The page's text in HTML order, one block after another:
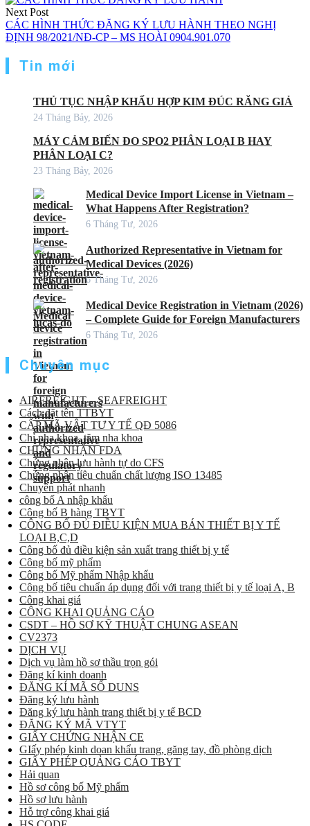
Next Post
CÁC HÌNH THỨC ĐĂNG KÝ LƯU HÀNH THEO NGHỊ
ĐỊNH 98/2021/NĐ-CP – MS HOÀI 0904.901.070
Tin mới
THỦ TỤC NHẬP KHẨU HỢP KIM ĐÚC RĂNG GIẢ
24 Tháng Bảy, 2026
MÁY CẢM BIẾN ĐO SPO2 PHÂN LOẠI B HAY
PHÂN LOẠI C?
23 Tháng Bảy, 2026
Medical Device Import License in Vietnam –
What Happens After Registration?
6 Tháng Tư, 2026
Authorized Representative in Vietnam for
Medical Devices (2026)
6 Tháng Tư, 2026
Medical Device Registration in Vietnam (2026)
– Complete Guide for Foreign Manufacturers
6 Tháng Tư, 2026
Chuyên mục
AIRFREIGHT – SEAFREIGHT
Cách đặt tên TTBYT
CẤP MÃ VẬT TƯ Y TẾ QĐ 5086
Chỉ nha khoa, tăm nha khoa
CHỨNG NHẬN FDA
Chứng nhận lưu hành tự do CFS
Chứng nhận tiêu chuẩn chất lượng ISO 13485
Chuyển phát nhanh
công bố A nhập khẩu
Công bố B hàng TBYT
CÔNG BỐ ĐỦ ĐIỀU KIỆN MUA BÁN THIẾT BỊ Y TẾ
LOẠI B,C,D
Công bố đủ điều kiện sản xuất trang thiết bị y tế
Công bố mỹ phẩm
Công bố Mỹ phẩm Nhập khẩu
Công bố tiêu chuẩn áp dụng đối với trang thiết bị y tế loại A, B
Công khai giá
CÔNG KHAI QUẢNG CÁO
CSDT – HỒ SƠ KỸ THUẬT CHUNG ASEAN
CV2373
DỊCH VỤ
Dịch vụ làm hồ sơ thầu trọn gói
Đăng kí kinh doanh
ĐĂNG KÍ MÃ SỐ DUNS
Đăng ký lưu hành
Đăng ký lưu hành trang thiết bị y tế BCD
ĐĂNG KÝ MÃ VTYT
GIẤY CHỨNG NHẬN CE
GIấy phép kinh doan khẩu trang, găng tay, đồ phòng dịch
GIẤY PHÉP QUẢNG CÁO TBYT
Hải quan
Hồ sơ công bố Mỹ phẩm
Hồ sơ lưu hành
Hỗ trợ công khai giá